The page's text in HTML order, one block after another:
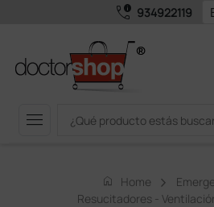
call_quality 934922119
menu
home Home
Resucitadores -